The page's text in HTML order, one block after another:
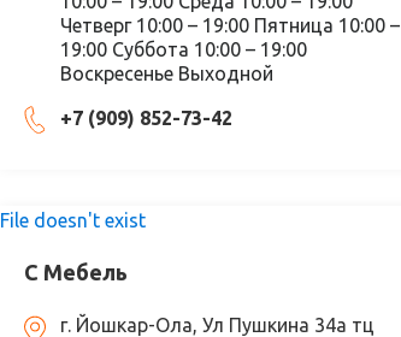
Четверг 10:00 – 19:00 Пятница 10:00 –
19:00 Суббота 10:00 – 19:00
Воскресенье Выходной
+7 (909) 852-73-42
File doesn't exist
С Мебель
г. Йошкар-Ола, Ул Пушкина 34а тц